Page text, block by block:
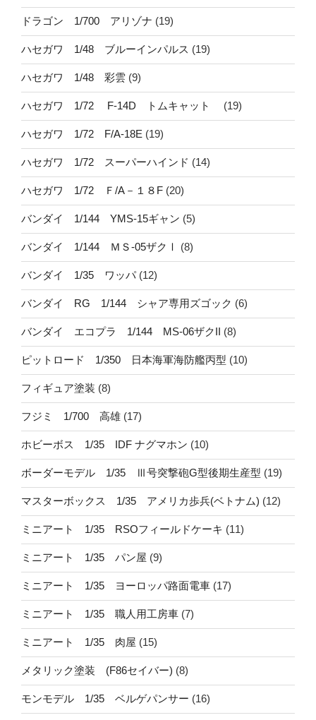
ドラゴン 1/700 アリゾナ (19)
ハセガワ 1/48 ブルーインパルス (19)
ハセガワ 1/48 彩雲 (9)
ハセガワ 1/72 F-14D トムキャット (19)
ハセガワ 1/72 F/A-18E (19)
ハセガワ 1/72 スーパーハインド (14)
ハセガワ 1/72 Ｆ/A－１８F (20)
バンダイ 1/144 YMS-15ギャン (5)
バンダイ 1/144 ＭＳ-05ザクⅠ (8)
バンダイ 1/35 ワッパ(12)
バンダイ RG 1/144 シャア専用ズゴック (6)
バンダイ エコプラ 1/144 MS-06ザクII (8)
ピットロード 1/350 日本海軍海防艦丙型 (10)
フィギュア塗装 (8)
フジミ 1/700 高雄 (17)
ホビーボス 1/35 IDF ナグマホン (10)
ボーダーモデル 1/35 Ⅲ号突撃砲G型後期生産型 (19)
マスターボックス 1/35 アメリカ歩兵(ベトナム) (12)
ミニアート 1/35 RSOフィールドケーキ (11)
ミニアート 1/35 パン屋 (9)
ミニアート 1/35 ヨーロッパ路面電車 (17)
ミニアート 1/35 職人用工房車 (7)
ミニアート 1/35 肉屋 (15)
メタリック塗装 (F86セイバー) (8)
モンモデル 1/35 ベルゲパンサー (16)